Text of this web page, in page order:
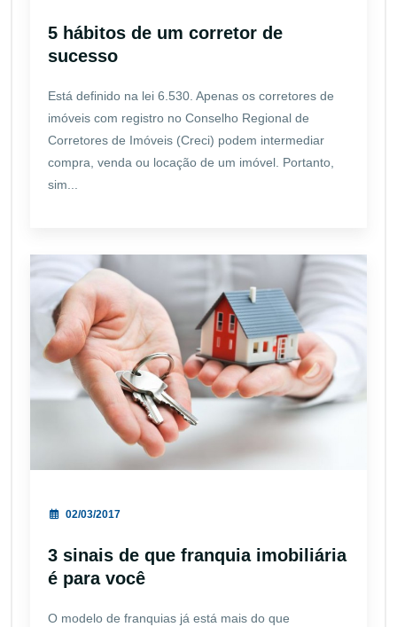
5 hábitos de um corretor de
sucesso
Está definido na lei 6.530. Apenas os corretores de
imóveis com registro no Conselho Regional de
Corretores de Imóveis (Creci) podem intermediar
compra, venda ou locação de um imóvel. Portanto,
sim...
02/03/2017
3 sinais de que franquia imobiliária
é para você
O modelo de franquias já está mais do que